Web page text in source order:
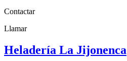
Contactar
Llamar
Heladería La Jijonenca